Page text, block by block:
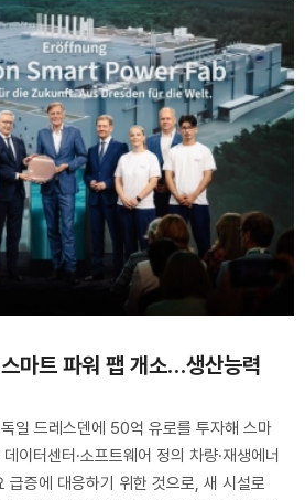
마트 파워 팹 개소…생산능력
일 드레스덴에 50억 유로를 투자해 스마
이터센터·소프트웨어 정의 차량·재생에너
급증에 대응하기 위한 것으로, 새 시설로